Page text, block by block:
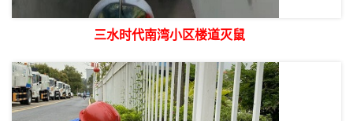
三水时代南湾小区楼道灭鼠